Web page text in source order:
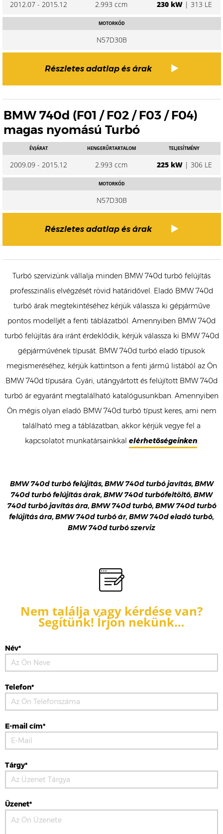
2012.07 - 2015.12 2.993 ccm 230 kW| 313 LE
MOTORKÓD
N57D30B
Részletes adatlap és árak
BMW 740d (F01 / F02 / F03 / F04)
magas nyomású Turbó
ÉVJÁRAT
2009.09 - 2015.12
HENGERŰRTARTALOM
2.993 ccm
TELJESÍTMÉNY
225 kW| 306 LE
MOTORKÓD
N57D30B
Részletes adatlap és árak
Turbó szervizünk vállalja minden BMW 740d turbó felújítás
professzinális elvégzését rövid határidővel. Eladó BMW 740d
turbó árak megtekintéséhez kérjük válassza ki gépjárműve
pontos modelljét a fenti táblázatból. Amennyiben BMW 740d
turbó felújítás ára iránt érdeklődik, kérjük válassza ki BMW 740d
gépjárművének típusát. BMW 740d turbó eladó típusok
megismeréséhez, kérjük kattintson a fenti jármű listából az Ön
BMW 740d típusára. Gyári, utángyártott és felújított BMW 740d
turbó ár egyaránt megtalálható katalógusunkban. Amennyiben
Ön mégis olyan eladó BMW 740d turbó típust keres, ami nem
található meg a táblázatban, akkor kérjük vegye fel a
kapcsolatot munkatársainkkal elérhetőségeinken.
BMW 740d turbó felújítás, BMW 740d turbó javítás, BMW
740d turbó felújítás árak, BMW 740d turbófeltöltő, BMW
740d turbó javítás ára, BMW 740d turbó, BMW 740d turbó
felújítás ára, BMW 740d turbó ár, BMW 740d eladó turbó,
BMW 740d turbó szerviz
Nem találja vagy kérdése van?
Segítünk! Írjon nekünk…
Név*
Telefon*
E-mail cím*
Tárgy*
Üzenet*